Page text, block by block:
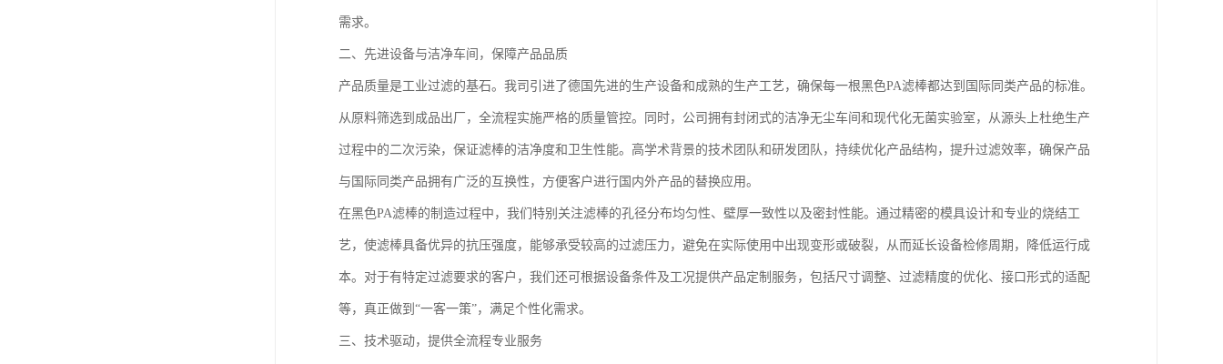
需求。
二、先进设备与洁净车间，保障产品品质
产品质量是工业过滤的基石。我司引进了德国先进的生产设备和成熟的生产工艺，确保每一根黑色PA滤棒都达到国际同类产品的标准。
从原料筛选到成品出厂，全流程实施严格的质量管控。同时，公司拥有封闭式的洁净无尘车间和现代化无菌实验室，从源头上杜绝生产
过程中的二次污染，保证滤棒的洁净度和卫生性能。高学术背景的技术团队和研发团队，持续优化产品结构，提升过滤效率，确保产品
与国际同类产品拥有广泛的互换性，方便客户进行国内外产品的替换应用。
在黑色PA滤棒的制造过程中，我们特别关注滤棒的孔径分布均匀性、壁厚一致性以及密封性能。通过精密的模具设计和专业的烧结工
艺，使滤棒具备优异的抗压强度，能够承受较高的过滤压力，避免在实际使用中出现变形或破裂，从而延长设备检修周期，降低运行成
本。对于有特定过滤要求的客户，我们还可根据设备条件及工况提供产品定制服务，包括尺寸调整、过滤精度的优化、接口形式的适配
等，真正做到“一客一策”，满足个性化需求。
三、技术驱动，提供全流程专业服务